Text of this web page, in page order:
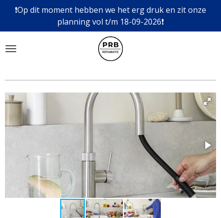
naar
de
❗Op dit moment hebben we het erg druk en zit onze
planning vol t/m 18-09-2026❗